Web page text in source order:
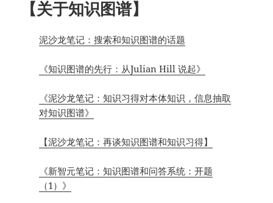
【关于知识图谱】
泥沙龙笔记：搜索和知识图谱的话题
《知识图谱的先行：从Julian Hill 说起》
《泥沙龙笔记：知识习得对本体知识，信息抽取
对知识图谱》
【泥沙龙笔记：再谈知识图谱和知识习得】
《新智元笔记：知识图谱和问答系统：开题
（1）》